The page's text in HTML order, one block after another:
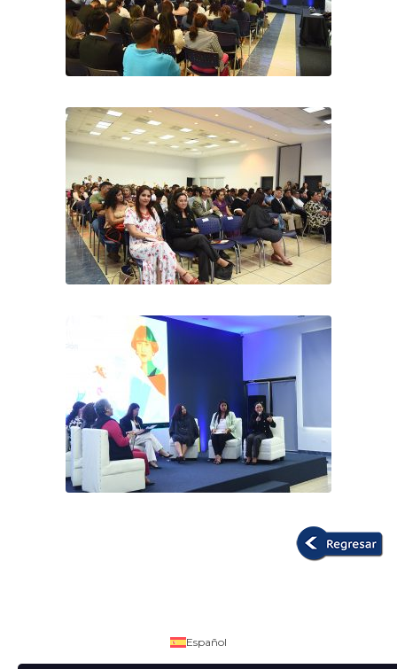
Español